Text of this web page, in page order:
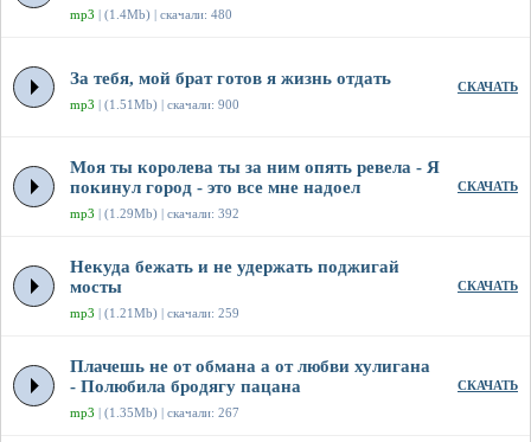
mp3 | (1.4Mb) | скачали: 480
За тебя, мой брат готов я жизнь отдать
mp3 | (1.51Mb) | скачали: 900
СКАЧАТЬ
Моя ты королева ты за ним опять ревела - Я
покинул город - это все мне надоел
mp3 | (1.29Mb) | скачали: 392
СКАЧАТЬ
Некуда бежать и не удержать поджигай
мосты
mp3 | (1.21Mb) | скачали: 259
СКАЧАТЬ
Плачешь не от обмана а от любви хулигана
- Полюбила бродягу пацана
mp3 | (1.35Mb) | скачали: 267
СКАЧАТЬ